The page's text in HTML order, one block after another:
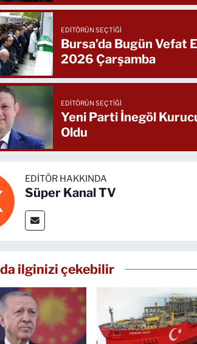
EDITÖRÜN SEÇTIĞI
Bursa’da Bugün Vefat
2026 Çarşamba
EDITÖRÜN SEÇTIĞI
Yeni Parti İnegöl
Oldu
EDITÖR HAKKINDA
Süper Kanal TV
ilginizi çekebilir